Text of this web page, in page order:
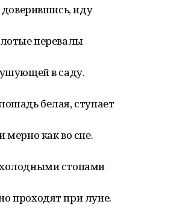
доверившись, иду
перевалы
в саду.
белая, ступает
мерно как во сне.
стопами
проходят при луне.